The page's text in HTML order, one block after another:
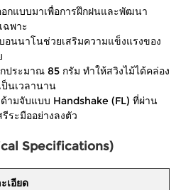
อกแบบมาเพื่อการฝึกฝนและพัฒนา
ฉพาะ
อนนาโนช่วยเสริมความแข็งแรงของ
ประมาณ 85 กรัม ทำให้สวิงไม้ได้คล่อง
นเวลานาน
ามจับแบบ Handshake (FL) ที่ผ่าน
ระมืออย่างลงตัว
Specifications)
เอียด